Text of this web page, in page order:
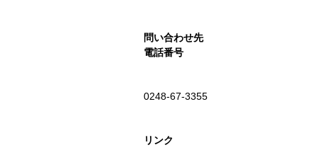
問い合わせ先
電話番号
0248-67-3355
リンク